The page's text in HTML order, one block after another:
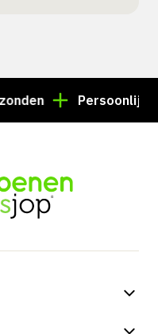
Persoonlijk